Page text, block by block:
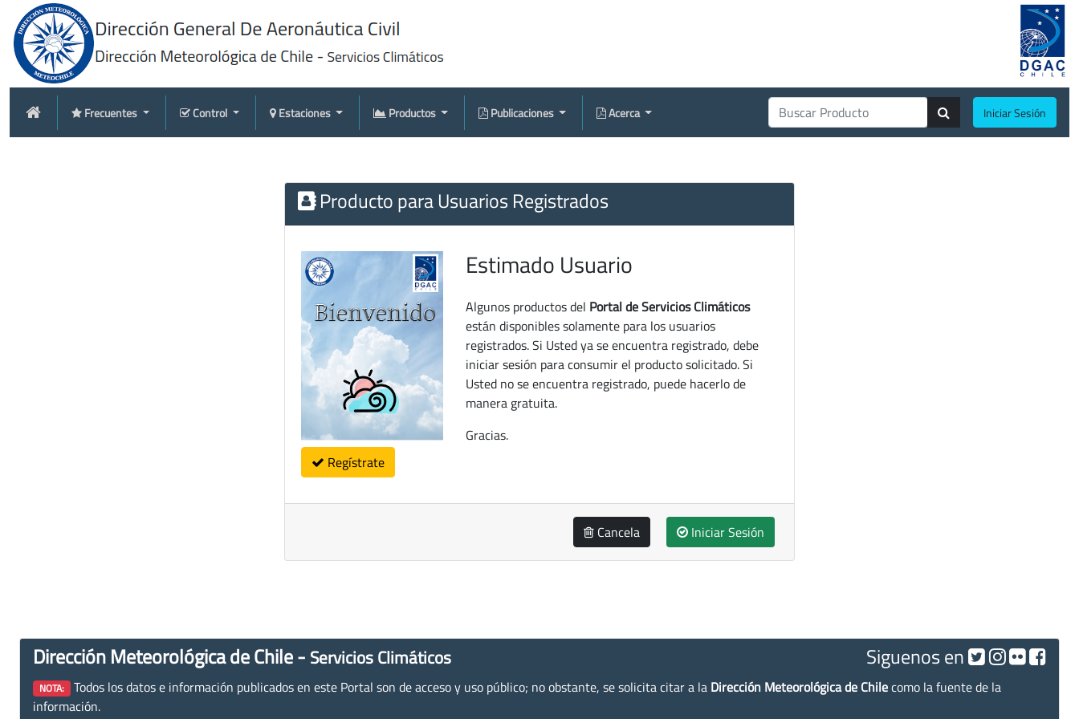
Frecuentes Control Estaciones Productos Publicaciones Acerca Iniciar Sesión
Producto para Usuarios Registrados
Regístrate
Estimado Usuario
Algunos productos del Portal de Servicios Climáticos
están disponibles solamente para los usuarios
registrados. Si Usted ya se encuentra registrado, debe
iniciar sesión para consumir el producto solicitado. Si
Usted no se encuentra registrado, puede hacerlo de
manera gratuita.
Gracias.
Cancela Iniciar Sesión
Dirección Meteorológica de Chile - Servicios Climáticos Siguenos en
NOTA: Todos los datos e información publicados en este Portal son de acceso y uso público; no obstante, se solicita citar a la Dirección Meteorológica de Chilecomo la fuente de la
información.